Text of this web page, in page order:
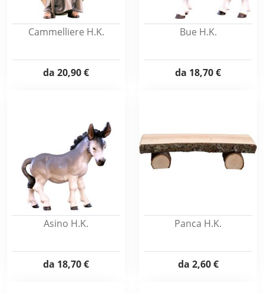
Cammelliere H.K.
da 20,90 €
Bue H.K.
da 18,70 €
Asino H.K.
da 18,70 €
Panca H.K.
da 2,60 €